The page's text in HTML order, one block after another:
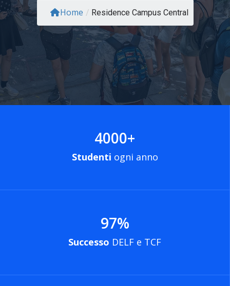
Home / Residence Campus Central
Studenti ogni anno
4000+
Successo DELF e TCF
97%